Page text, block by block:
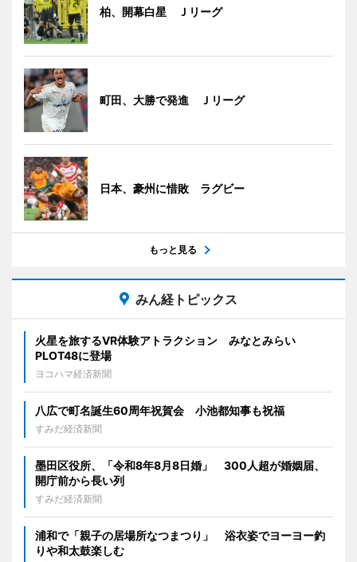
柏、開幕白星 Ｊリーグ
町田、大勝で発進 Ｊリーグ
日本、豪州に惜敗 ラグビー
もっと見る
みん経トピックス
火星を旅するVR体験アトラクション みなとみらい
PLOT48に登場
ヨコハマ経済新聞
八広で町名誕生60周年祝賀会 小池都知事も祝福
すみだ経済新聞
墨田区役所、「令和8年8月8日婚」 300人超が婚姻届、
開庁前から長い列
すみだ経済新聞
浦和で「親子の居場所なつまつり」 浴衣姿でヨーヨー釣
りや和太鼓楽しむ